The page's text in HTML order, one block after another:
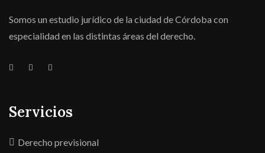
Somos un estudio jurídico de la ciudad de Córdoba con
especialidad en las distintas áreas del derecho.
Servicios
Derecho previsional